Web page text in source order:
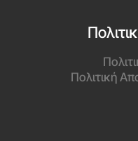
Πολιτική